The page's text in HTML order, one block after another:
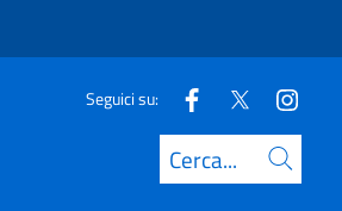
Seguici su:
Cerca